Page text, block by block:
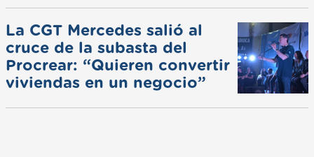
La CGT Mercedes salió al
cruce de la subasta del
Procrear: “Quieren convertir
viviendas en un negocio”